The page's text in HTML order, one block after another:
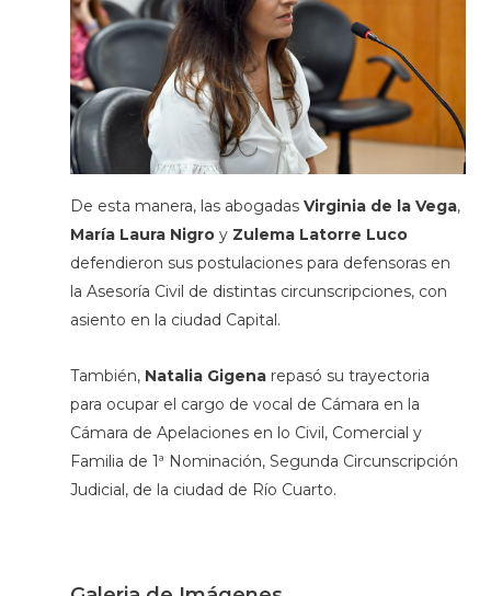
De esta manera, las abogadas Virginia de la Vega,
María Laura Nigroy Zulema Latorre Luco
defendieron sus postulaciones para defensoras en
la Asesoría Civil de distintas circunscripciones, con
asiento en la ciudad Capital.
También, Natalia Gigena repasó su trayectoria
para ocupar el cargo de vocal de Cámara en la
Cámara de Apelaciones en lo Civil, Comercial y
Familia de 1ª Nominación, Segunda Circunscripción
Judicial, de la ciudad de Río Cuarto.